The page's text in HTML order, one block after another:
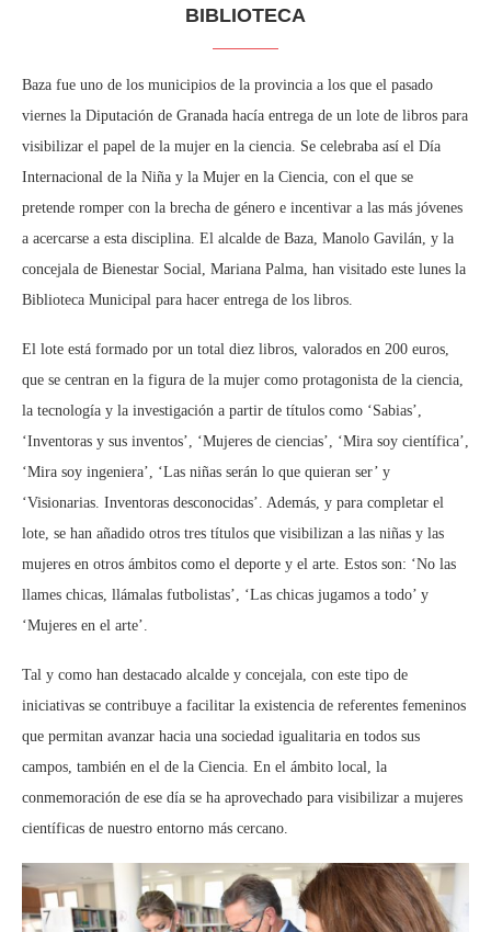
BIBLIOTECA
Baza fue uno de los municipios de la provincia a los que el pasado
viernes la Diputación de Granada hacía entrega de un lote de libros para
visibilizar el papel de la mujer en la ciencia. Se celebraba así el Día
Internacional de la Niña y la Mujer en la Ciencia, con el que se
pretende romper con la brecha de género e incentivar a las más jóvenes
a acercarse a esta disciplina. El alcalde de Baza, Manolo Gavilán, y la
concejala de Bienestar Social, Mariana Palma, han visitado este lunes la
Biblioteca Municipal para hacer entrega de los libros.
El lote está formado por un total diez libros, valorados en 200 euros,
que se centran en la figura de la mujer como protagonista de la ciencia,
la tecnología y la investigación a partir de títulos como ‘Sabias’,
‘Inventoras y sus inventos’, ‘Mujeres de ciencias’, ‘Mira soy científica’,
‘Mira soy ingeniera’, ‘Las niñas serán lo que quieran ser’ y
‘Visionarias. Inventoras desconocidas’. Además, y para completar el
lote, se han añadido otros tres títulos que visibilizan a las niñas y las
mujeres en otros ámbitos como el deporte y el arte. Estos son: ‘No las
llames chicas, llámalas futbolistas’, ‘Las chicas jugamos a todo’ y
‘Mujeres en el arte’.
Tal y como han destacado alcalde y concejala, con este tipo de
iniciativas se contribuye a facilitar la existencia de referentes femeninos
que permitan avanzar hacia una sociedad igualitaria en todos sus
campos, también en el de la Ciencia. En el ámbito local, la
conmemoración de ese día se ha aprovechado para visibilizar a mujeres
científicas de nuestro entorno más cercano.